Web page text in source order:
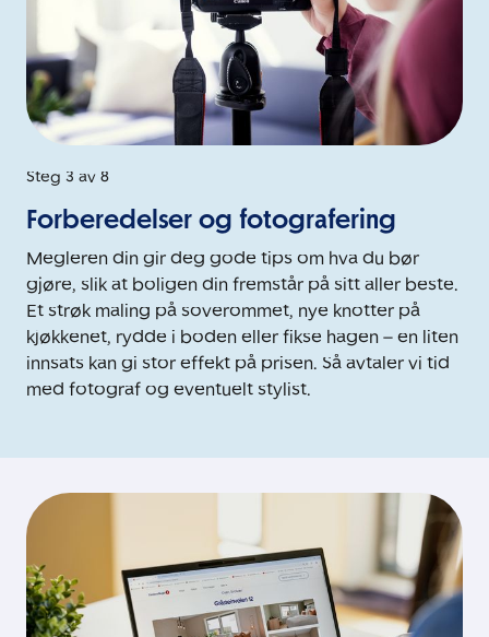
Steg 3 av 8
Forberedelser og fotografering
Megleren din gir deg gode tips om hva du bør
gjøre, slik at boligen din fremstår på sitt aller beste.
Et strøk maling på soverommet, nye knotter på
kjøkkenet, rydde i boden eller fikse hagen – en liten
innsats kan gi stor effekt på prisen. Så avtaler vi tid
med fotograf og eventuelt stylist.